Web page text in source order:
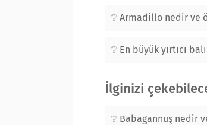
Armadillo nedir ve
En büyük yırtıcı
İlginizi
Babagannuş nedir